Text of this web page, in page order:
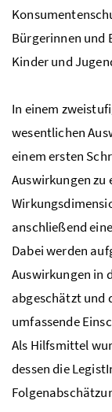
Bürgerinnen und
Kinder und
In einem
wesentlichen
einem ersten
Auswirkungen zu
anschließend
Dabei werden
Auswirkungen in
abgeschätzt und
umfassende
Als Hilfsmittel
dessen die